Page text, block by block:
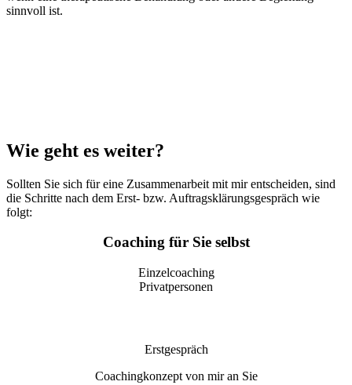
sinnvoll ist.
Wie geht es weiter?
Sollten Sie sich für eine Zusammenarbeit mit mir entscheiden, sind
die Schritte nach dem Erst- bzw. Auftragsklärungsgespräch wie
folgt:
Coaching für Sie selbst
Einzelcoaching
Privatpersonen
Erstgespräch
Coachingkonzept von mir an Sie